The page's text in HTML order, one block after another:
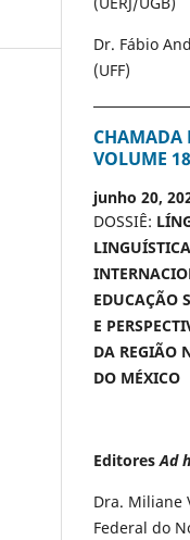
Dr. Fábio
(UFF)
CHAMADA
VOLUME
junho 20,
DOSSIÊ:
EDUCAÇÃO
E
DA REGIÃO
DO MÉXICO
EditoresAd
Dra. Miliane
Federal do